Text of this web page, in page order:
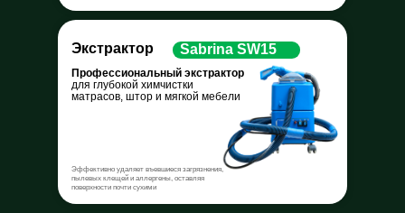
Эффективно удаляет въевшиеся загрязнения,
пылевых клещей и аллергены, оставляя
поверхности почти сухими
Профессиональный экстрактор
для глубокой химчистки
матрасов, штор и мягкой мебели
Экстрактор Sabrina SW15